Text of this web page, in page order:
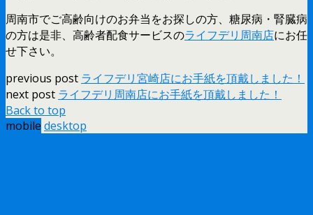
周南市でご高齢向けのお弁当をお探しの方、糖尿病・腎臓病
の方は是非、高齢者配食サービスのライフデリ周南店にお任
せ下さい。
previous post ライフデリ宮崎店にお手紙を頂戴しました！
next post ライフデリ周南店にお手紙を頂戴しました！
Back to top
mobile desktop